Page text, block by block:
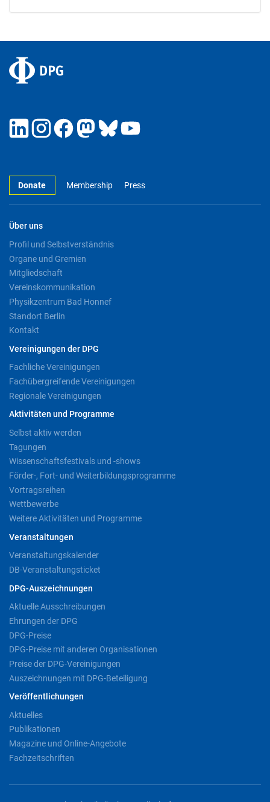
Donate Membership Press
Über uns
Profil und Selbstverständnis
Organe und Gremien
Mitgliedschaft
Vereinskommunikation
Physikzentrum Bad Honnef
Standort Berlin
Kontakt
Vereinigungen der DPG
Fachliche Vereinigungen
Fachübergreifende Vereinigungen
Regionale Vereinigungen
Aktivitäten und Programme
Selbst aktiv werden
Tagungen
Wissenschaftsfestivals und -shows
Förder-, Fort- und Weiterbildungsprogramme
Vortragsreihen
Wettbewerbe
Weitere Aktivitäten und Programme
Veranstaltungen
Veranstaltungskalender
DB-Veranstaltungsticket
DPG-Auszeichnungen
Aktuelle Ausschreibungen
Ehrungen der DPG
DPG-Preise
DPG-Preise mit anderen Organisationen
Preise der DPG-Vereinigungen
Auszeichnungen mit DPG-Beteiligung
Veröffentlichungen
Aktuelles
Publikationen
Magazine und Online-Angebote
Fachzeitschriften